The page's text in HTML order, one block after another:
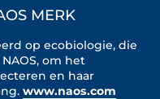
MERK
op ecobiologie, die
om het
en haar
www.naos.com